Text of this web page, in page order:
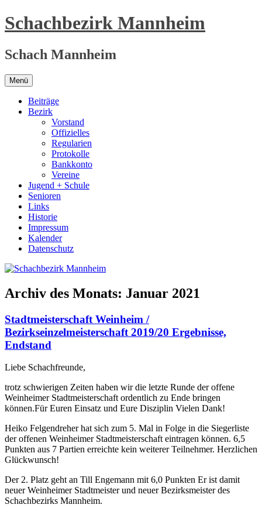
Zum
Inhalt
Schachbezirk Mannheim
Schach Mannheim
Menü
Beiträge
Bezirk
Vorstand
Offizielles
Regularien
Protokolle
Bankkonto
Vereine
Jugend + Schule
Senioren
Links
Historie
Impressum
Kalender
Datenschutz
Archiv des Monats: Januar 2021
Stadtmeisterschaft Weinheim /
Bezirkseinzelmeisterschaft 2019/20 Ergebnisse,
Endstand
Liebe Schachfreunde,
trotz schwierigen Zeiten haben wir die letzte Runde der offene
Weinheimer Stadtmeisterschaft ordentlich zu Ende bringen
können.Für Euren Einsatz und Eure Disziplin Vielen Dank!
Heiko Felgendreher hat sich zum 5. Mal in Folge in die Siegerliste
der offenen Weinheimer Stadtmeisterschaft eintragen können. 6,5
Punkten aus 7 Partien erreichte kein weiterer Teilnehmer. Herzlichen
Glückwunsch!
Der 2. Platz geht an Till Engemann mit 6,0 Punkten Er ist damit
neuer Weinheimer Stadtmeister und neuer Bezirksmeister des
Schachbezirks Mannheim.